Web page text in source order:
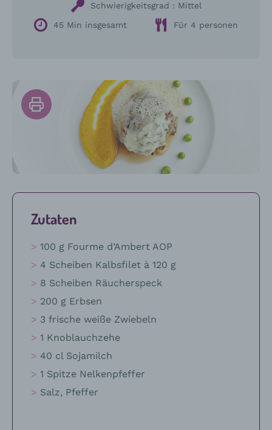
Schwierigkeitsgrad : Mittel
45 Min insgesamt
Für 4 personen
Drucken
Rezept
Zutaten
100 g Fourme d’Ambert AOP
4 Scheiben Kalbsfilet à 120 g
8 Scheiben Räucherspeck
200 g Erbsen
3 frische weiße Zwiebeln
1 Knoblauchzehe
40 cl Sojamilch
1 Spitze Nelkenpfeffer
Salz, Pfeffer